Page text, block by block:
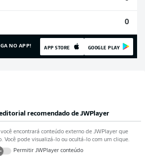
0
NO APP! APP STORE GOOGLE PLAY
recomendado de JWPlayer
encontrará conteúdo externo de JWPlayerque
Você pode visualizá-lo ou ocultá-lo com um clique.
Permitir JWPlayerconteúdo